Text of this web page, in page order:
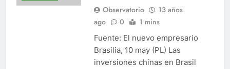
Observatorio
13 años
ago
0 1 mins
Fuente: El nuevo empresario
Brasilia, 10 may (PL) Las
inversiones chinas en Brasil